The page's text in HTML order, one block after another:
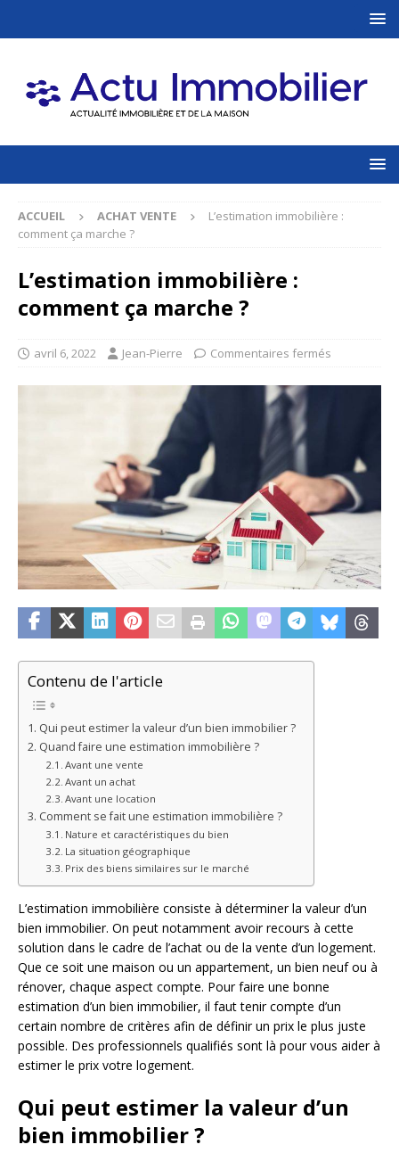
ACCUEIL ACHAT VENTE
L’estimation immobilière :
comment ça marche ?
L’estimation immobilière :
comment ça marche ?
avril 6, 2022 Jean-Pierre Commentaires fermés
Contenu de l'article
Qui peut estimer la valeur d’un bien immobilier ?
Quand faire une estimation immobilière ?
Avant une vente
Avant un achat
Avant une location
Comment se fait une estimation immobilière ?
Nature et caractéristiques du bien
La situation géographique
Prix des biens similaires sur le marché
L’estimation immobilière consiste à déterminer la valeur d’un
bien immobilier. On peut notamment avoir recours à cette
solution dans le cadre de l’achat ou de la vente d’un logement.
Que ce soit une maison ou un appartement, un bien neuf ou à
rénover, chaque aspect compte. Pour faire une bonne
estimation d’un bien immobilier, il faut tenir compte d’un
certain nombre de critères afin de définir un prix le plus juste
possible. Des professionnels qualifiés sont là pour vous aider à
estimer le prix votre logement.
Qui peut estimer la valeur d’un
bien immobilier ?